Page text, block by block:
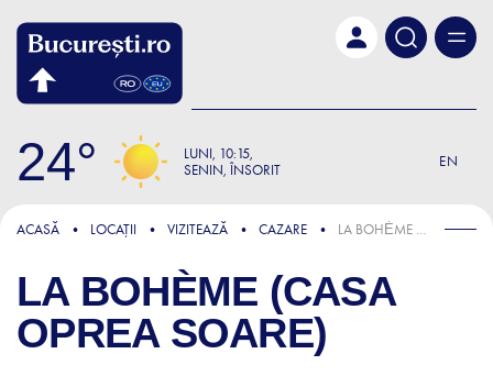
24 LUNI 10:15
SENIN, ÎNSORIT
EN
ACASĂ LOCAȚII VIZITEAZĂ CAZARE LA BOHÈME (CASA OPREA SOARE)
LA BOHÈME (CASA
OPREA SOARE)